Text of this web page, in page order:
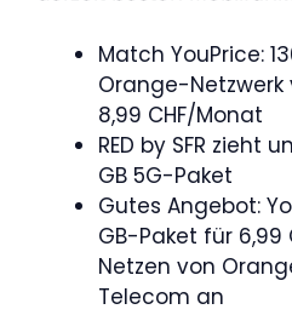
Match YouPrice:
Orange-Netzwerk
8,99 CHF/Monat
RED by SFR zieht
GB 5G-Paket
Gutes Angebot:
GB-Paket für 6,99
Netzen von
Telecom an